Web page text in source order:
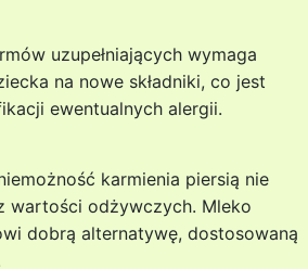
uzupełniających wymaga
na nowe składniki, co jest
ewentualnych alergii.
karmienia piersią nie
wartości odżywczych. Mleko
dobrą alternatywę, dostosowaną